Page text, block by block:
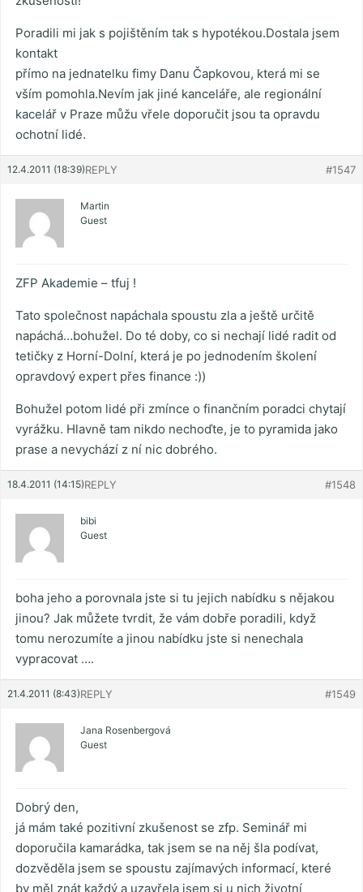
Poradili mi jak s pojištěním tak s hypotékou.Dostala jsem
kontakt
přímo na jednatelku fimy Danu Čapkovou, která mi se
vším pomohla.Nevím jak jiné kanceláře, ale regionální
kacelář v Praze můžu vřele doporučit jsou ta opravdu
ochotní lidé.
12.4.2011 (18:39) #1547
REPLY
Martin
Guest
ZFP Akademie – tfuj !
Tato společnost napáchala spoustu zla a ještě určitě
napáchá…bohužel. Do té doby, co si nechají lidé radit od
tetičky z Horní-Dolní, která je po jednodením školení
opravdový expert přes finance :))
Bohužel potom lidé při zmínce o finančním poradci chytají
vyrážku. Hlavně tam nikdo nechoďte, je to pyramida jako
prase a nevychází z ní nic dobrého.
18.4.2011 (14:15) #1548
REPLY
bibi
Guest
boha jeho a porovnala jste si tu jejich nabídku s nějakou
jinou? Jak můžete tvrdit, že vám dobře poradili, když
tomu nerozumíte a jinou nabídku jste si nenechala
vypracovat ….
21.4.2011 (8:43) #1549
REPLY
Jana Rosenbergová
Guest
Dobrý den,
já mám také pozitivní zkušenost se zfp. Seminář mi
doporučila kamarádka, tak jsem se na něj šla podívat,
dozvěděla jsem se spoustu zajímavých informací, které
by měl znát každý a uzavřela jsem si u nich životní